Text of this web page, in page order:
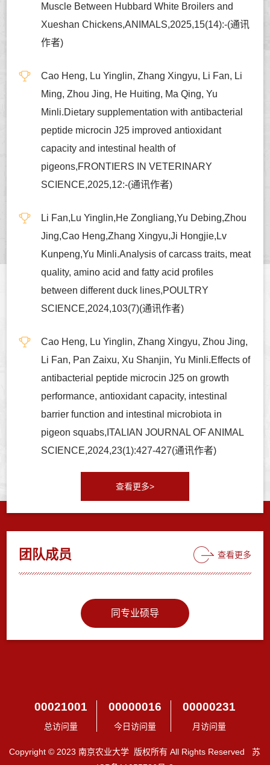
Muscle Between Hubbard White Broilers and
Xueshan Chickens,ANIMALS,2025,15(14):-(通讯
作者)
Cao Heng, Lu Yinglin, Zhang Xingyu, Li Fan, Li
Ming, Zhou Jing, He Huiting, Ma Qing, Yu
Minli.Dietary supplementation with antibacterial
peptide microcin J25 improved antioxidant
capacity and intestinal health of
pigeons,FRONTIERS IN VETERINARY
SCIENCE,2025,12:-(通讯作者)
Li Fan,Lu Yinglin,He Zongliang,Yu Debing,Zhou
Jing,Cao Heng,Zhang Xingyu,Ji Hongjie,Lv
Kunpeng,Yu Minli.Analysis of carcass traits, meat
quality, amino acid and fatty acid profiles
between different duck lines,POULTRY
SCIENCE,2024,103(7)(通讯作者)
Cao Heng, Lu Yinglin, Zhang Xingyu, Zhou Jing,
Li Fan, Pan Zaixu, Xu Shanjin, Yu Minli.Effects of
antibacterial peptide microcin J25 on growth
performance, antioxidant capacity, intestinal
barrier function and intestinal microbiota in
pigeon squabs,ITALIAN JOURNAL OF ANIMAL
SCIENCE,2024,23(1):427-427(通讯作者)
查看更多>
团队成员 查看更多
同专业硕导
00021001
总访问量
00000016
今日访问量
00000231
月访问量
Copyright © 2023 南京农业大学 版权所有 All Rights Reserved 苏